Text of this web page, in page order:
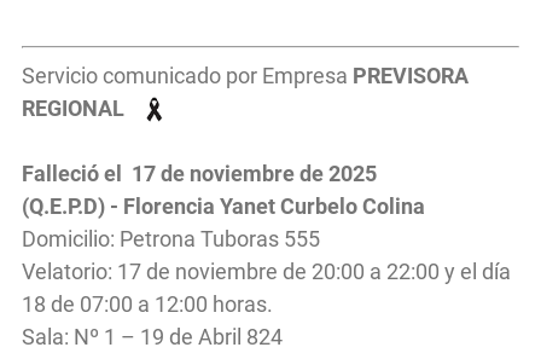
Servicio comunicado por Empresa PREVISORA
REGIONAL
Falleció el 17 de noviembre de 2025
(Q.E.P.D) - Florencia Yanet Curbelo Colina
Domicilio: Petrona Tuboras 555
Velatorio: 17 de noviembre de 20:00 a 22:00 y el día
18 de 07:00 a 12:00 horas.
Sala: Nº 1 – 19 de Abril 824